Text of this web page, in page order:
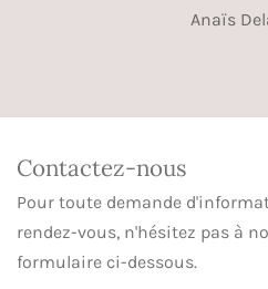
Anaïs
Contactez-nous
Pour toute demande
rendez-vous, n'hésitez pas à
formulaire ci-dessous.